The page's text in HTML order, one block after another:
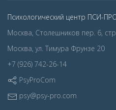
Психологический центр ПСИ-
Москва, Столешников пер. 6,
Москва, ул. Тимура Фрунзе 20
+7 (926) 742-26-14
PsyProCom
psy@psy-pro.com